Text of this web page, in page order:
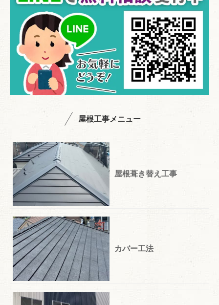
屋根工事メニュー
屋根葺き替え工事
カバー工法